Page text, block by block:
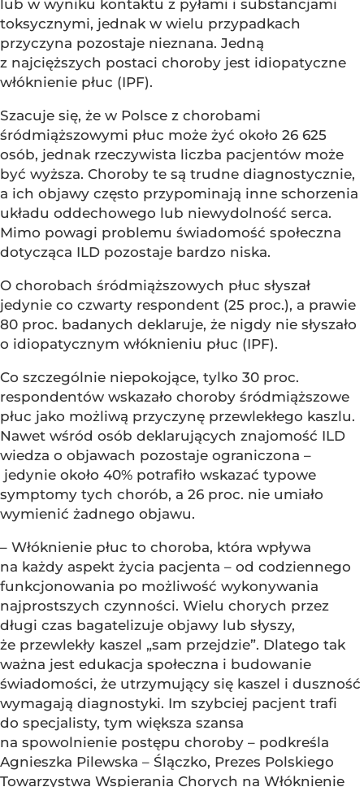
lub w wyniku kontaktu z pyłami i substancjami
toksycznymi, jednak w wielu przypadkach
przyczyna pozostaje nieznana. Jedną
z najcięższych postaci choroby jest idiopatyczne
włóknienie płuc (IPF).
Szacuje się, że w Polsce z chorobami
śródmiąższowymi płuc może żyć około 26 625
osób, jednak rzeczywista liczba pacjentów może
być wyższa. Choroby te są trudne diagnostycznie,
a ich objawy często przypominają inne schorzenia
układu oddechowego lub niewydolność serca.
Mimo powagi problemu świadomość społeczna
dotycząca ILD pozostaje bardzo niska.
O chorobach śródmiąższowych płuc słyszał
jedynie co czwarty respondent (25 proc.), a prawie
80 proc. badanych deklaruje, że nigdy nie słyszało
o idiopatycznym włóknieniu płuc (IPF).
Co szczególnie niepokojące, tylko 30 proc.
respondentów wskazało choroby śródmiąższowe
płuc jako możliwą przyczynę przewlekłego kaszlu.
Nawet wśród osób deklarujących znajomość ILD
wiedza o objawach pozostaje ograniczona –
jedynie około 40% potrafiło wskazać typowe
symptomy tych chorób, a 26 proc. nie umiało
wymienić żadnego objawu.
– Włóknienie płuc to choroba, która wpływa
na każdy aspekt życia pacjenta – od codziennego
funkcjonowania po możliwość wykonywania
najprostszych czynności. Wielu chorych przez
długi czas bagatelizuje objawy lub słyszy,
że przewlekły kaszel „sam przejdzie”. Dlatego tak
ważna jest edukacja społeczna i budowanie
świadomości, że utrzymujący się kaszel i duszność
wymagają diagnostyki. Im szybciej pacjent trafi
do specjalisty, tym większa szansa
na spowolnienie postępu choroby – podkreśla
Agnieszka Pilewska – Ślączko, Prezes Polskiego
Towarzystwa Wspierania Chorych na Włóknienie